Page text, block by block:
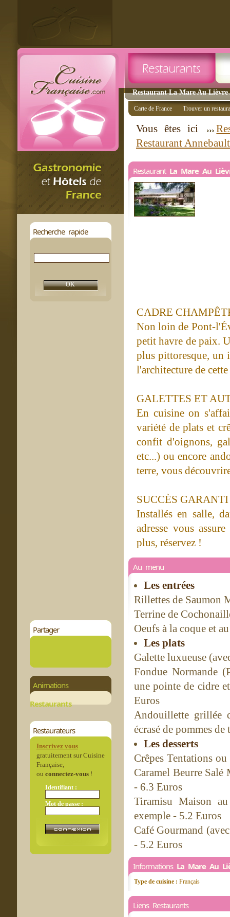
Restaurant La Mare Au
Recherche rapide
Partager
Animations
Restaurants
Restaurateurs
Inscrivez vous
gratuitement sur Cuisine
Française,
ou connectez-vous!
Identifiant :
Mot de passe :
Carte de France Trouver un
Vous êtes ici
Restaurant Annebault
Restaurant La Mare Au
CADRE
Non loin de Pont-
petit havre de paix.
plus pittoresque, un
l'architecture de
GALETTES ET
En cuisine on
variété de plats et
confit d'oignons,
etc...) ou encore
terre, vous
SUCCÈS GARANTI
Installés en salle,
adresse vous
plus, réservez !
Au menu
Les entrées
Rillettes de Saumon
Terrine de
Oeufs à la coque et
Les plats
Galette luxueuse
Fondue Normande
une pointe de cidre
Euros
Andouillette grillée
écrasé de pommes
Les desserts
Crêpes Tentations
Caramel Beurre
- 6.3 Euros
Tiramisu Maison
exemple - 5.2 Euros
Café Gourmand
- 5.2 Euros
Informations La Mare Au
Type de cuisine : Français
Liens Restaurants